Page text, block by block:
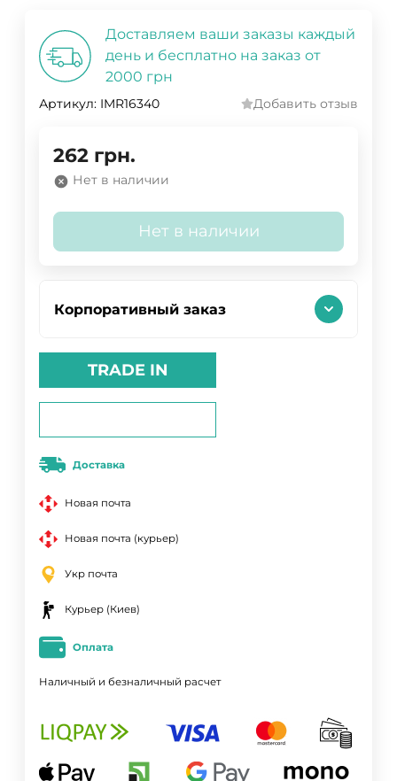
Доставляем ваши заказы каждый
день и бесплатно на заказ от
2000 грн
Артикул: IMR16340 Добавить отзыв
262 грн.
Нет в наличии
Нет в наличии
Корпоративный заказ
TRADE IN
Доставка
Новая почта
Новая почта (курьер)
Укр почта
Курьер (Киев)
Оплата
Наличный и безналичный расчет
ДА НЕТ